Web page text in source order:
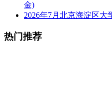
金)
2026年7月北京海淀区
热门推荐